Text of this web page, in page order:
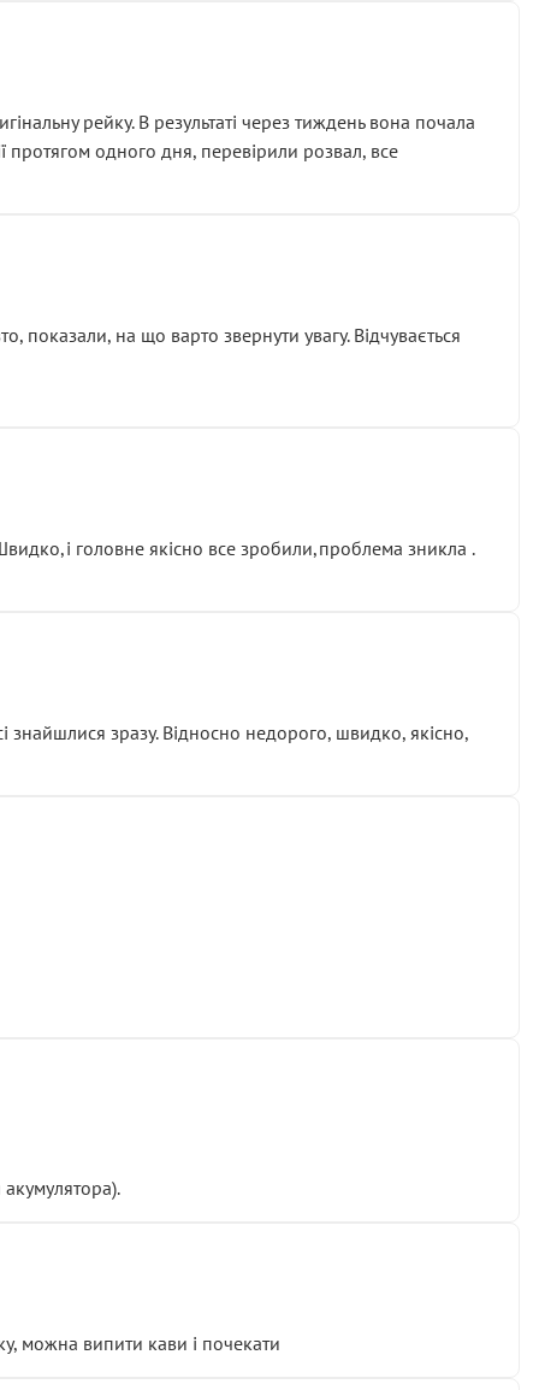
рейку. В результаті через тиждень вона почала
протягом одного дня, перевірили розвал, все
показали, на що варто звернути увагу. Відчувається
головне якісно все зробили,проблема зникла .
знайшлися зразу. Відносно недорого, швидко, якісно,
можна випити кави і почекати